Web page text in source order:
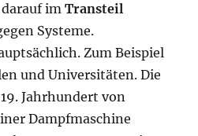
darauf imTransteil
Systeme.
Zum Beispiel
und Universitäten. Die
Jahrhundert von
Dampfmaschine